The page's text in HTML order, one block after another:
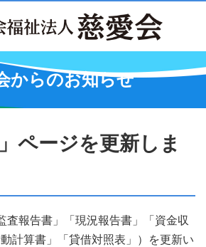
からのお知らせ
ページを更新しま
査報告書」「現況報告書」「資金収
計算書」「貸借対照表」）を更新い